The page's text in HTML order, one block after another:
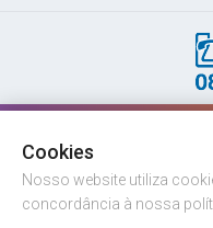
Cookies
Nosso website utiliza
concordância à nossa